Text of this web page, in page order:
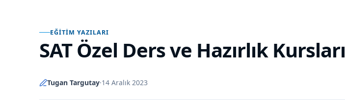
EĞITIM YAZILARI
SAT Özel Ders ve Hazırlık Kursları
Tugan Targutay·14 Aralık 2023